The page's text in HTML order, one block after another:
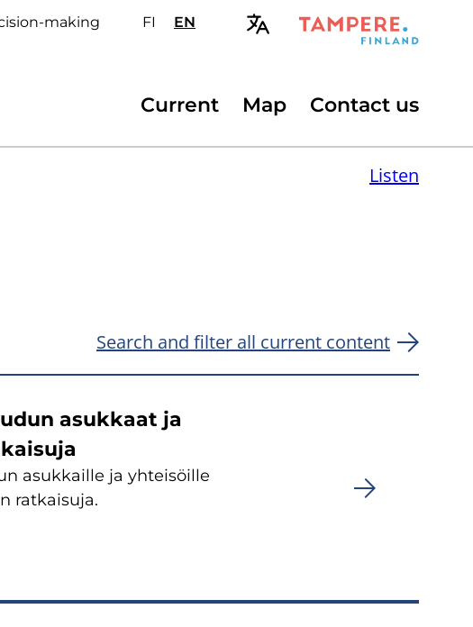
making FIValitse
ENSelect
Secondary
Current Map Contact us
Listen
Search and filter all current content
asukkaat ja
asukkaille ja yhteisöille
ratkaisuja.